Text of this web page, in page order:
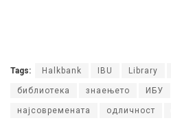
Tags: Halkbank IBU Library
библиотека знаењето ИБУ
најсовремената одличност